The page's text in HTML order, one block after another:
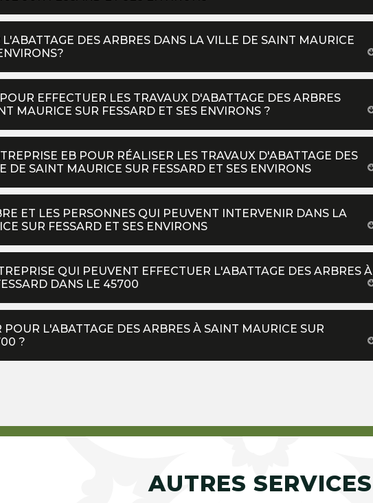
DES ARBRES DANS LA VILLE DE SAINT MAURICE
EFFECTUER LES TRAVAUX D'ABATTAGE DES ARBRES
MAURICE SUR FESSARD ET SES ENVIRONS ?
EB POUR RÉALISER LES TRAVAUX D'ABATTAGE DES
DE SAINT MAURICE SUR FESSARD ET SES ENVIRONS
ET LES PERSONNES QUI PEUVENT INTERVENIR DANS LA
SUR FESSARD ET SES ENVIRONS
QUI PEUVENT EFFECTUER L'ABATTAGE DES ARBRES À
DANS LE 45700
L'ABATTAGE DES ARBRES À SAINT MAURICE SUR
?
AUTRES SERVICES